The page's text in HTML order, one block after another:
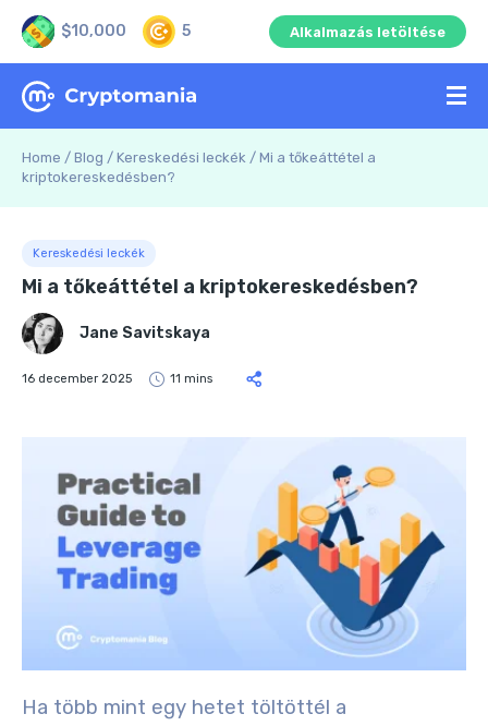
$10,000 5 Alkalmazás letöltése
Home / Blog / Kereskedési leckék / Mi a tőkeáttétel a
kriptokereskedésben?
Kereskedési leckék
Mi a tőkeáttétel a kriptokereskedésben?
Jane Savitskaya
16 december 2025 11 mins
Ha több mint egy hetet töltöttél a